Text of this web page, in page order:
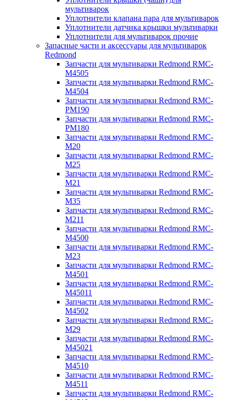
мультиварок
Уплотнители клапана пара для мультиварок
Уплотнители датчика крышки мультиварки
Уплотнители для мультиварок прочие
Запасные части и аксессуары для мультиварок
Redmond
Запчасти для мультиварки Redmond RMC-
M4505
Запчасти для мультиварки Redmond RMC-
M4504
Запчасти для мультиварки Redmond RMC-
PM190
Запчасти для мультиварки Redmond RMC-
PM180
Запчасти для мультиварки Redmond RMC-
M20
Запчасти для мультиварки Redmond RMC-
M25
Запчасти для мультиварки Redmond RMC-
M21
Запчасти для мультиварки Redmond RMC-
M35
Запчасти для мультиварки Redmond RMC-
M211
Запчасти для мультиварки Redmond RMC-
M4500
Запчасти для мультиварки Redmond RMC-
M23
Запчасти для мультиварки Redmond RMC-
M4501
Запчасти для мультиварки Redmond RMC-
M45011
Запчасти для мультиварки Redmond RMC-
M4502
Запчасти для мультиварки Redmond RMC-
M29
Запчасти для мультиварки Redmond RMC-
M45021
Запчасти для мультиварки Redmond RMC-
M4510
Запчасти для мультиварки Redmond RMC-
M4511
Запчасти для мультиварки Redmond RMC-